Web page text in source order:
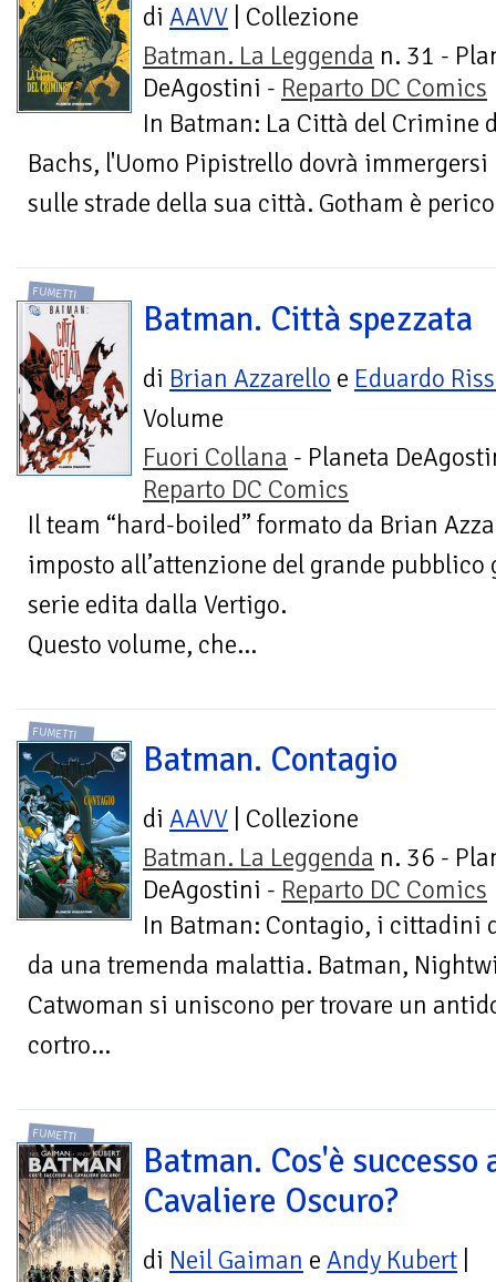
di AAVV | Collezione
Batman. La Leggenda n. 31 -
DeAgostini - Reparto DC Comics
In Batman: La Città del Crimine
Bachs, l'Uomo Pipistrello dovrà
sulle strade della sua città. Gotham è
FUMETTI
Batman. Città spezzata
di Brian Azzarello e Eduardo
Volume
Fuori Collana - Planeta
Reparto DC Comics
Il team “hard-boiled” formato da Brian
imposto all’attenzione del grande
serie edita dalla Vertigo.
Questo volume, che...
FUMETTI
Batman. Contagio
di AAVV | Collezione
Batman. La Leggenda n. 36 -
DeAgostini - Reparto DC Comics
In Batman: Contagio, i cittadini
da una tremenda malattia. Batman,
Catwoman si uniscono per trovare un
cortro...
FUMETTI
Batman. Cos'è successo
Cavaliere Oscuro?
di Neil Gaiman e Andy Kubert